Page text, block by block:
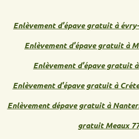
Enlèvement d'épave gratuit à
Enlèvement d'épave gratuit à
Enlèvement d'épave gratuit
Enlèvement d'épave gratuit à
Enlèvement dépave gratuit à
gratuit Meaux